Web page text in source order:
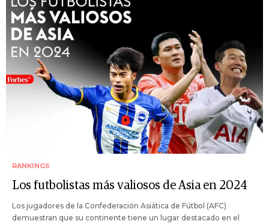
RANKINGS
Los futbolistas más valiosos de Asia en 2024
Los jugadores de la Confederación Asiática de Fútbol (AFC)
demuestran que su continente tiene un lugar destacado en el